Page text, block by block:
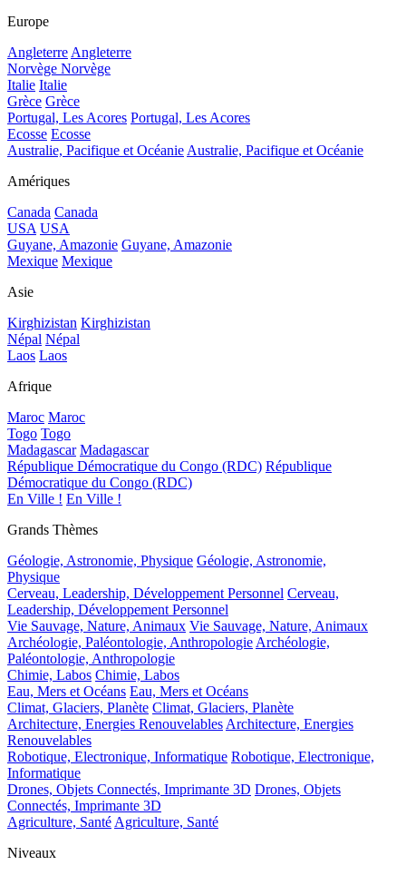
Europe
AngleterreAngleterre
Norvège Norvège
Italie Italie
Grèce Grèce
Portugal, Les Acores Portugal, Les Acores
Ecosse Ecosse
Australie, Pacifique et OcéanieAustralie, Pacifique et Océanie
Amériques
Canada Canada
USA USA
Guyane, Amazonie Guyane, Amazonie
Mexique Mexique
Asie
Kirghizistan Kirghizistan
Népal Népal
Laos Laos
Afrique
Maroc Maroc
Togo Togo
Madagascar Madagascar
République Démocratique du Congo (RDC) République
Démocratique du Congo (RDC)
En Ville ! En Ville !
Grands Thèmes
Géologie, Astronomie, Physique Géologie, Astronomie,
Physique
Cerveau, Leadership, Développement Personnel Cerveau,
Leadership, Développement Personnel
Vie Sauvage, Nature, Animaux Vie Sauvage, Nature, Animaux
Archéologie, Paléontologie, AnthropologieArchéologie,
Paléontologie, Anthropologie
Chimie, Labos Chimie, Labos
Eau, Mers et Océans Eau, Mers et Océans
Climat, Glaciers, Planète Climat, Glaciers, Planète
Architecture, Energies RenouvelablesArchitecture, Energies
Renouvelables
Robotique, Electronique, Informatique Robotique, Electronique,
Informatique
Drones, Objets Connectés, Imprimante 3D Drones, Objets
Connectés, Imprimante 3D
Agriculture, SantéAgriculture, Santé
Niveaux